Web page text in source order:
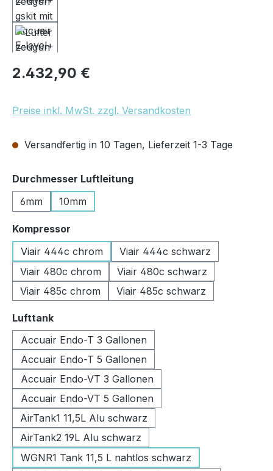
Regulärer Preis:
2.432,90 €
Preise inkl. MwSt. zzgl. Versandkosten
Versandfertig in 10 Tagen, Lieferzeit 1-3 Tage
Durchmesser Luftleitungauswählen
6mm
10mm
Kompressor
Viair 444c chrom
Viair 444c schwarz
Viair 480c chrom
Viair 480c schwarz
Viair 485c chrom
Viair 485c schwarz
Lufttankauswählen
Accuair Endo-T 3 Gallonen
Accuair Endo-T 5 Gallonen
Accuair Endo-VT 3 Gallonen
Accuair Endo-VT 5 Gallonen
AirTank1 11,5L Alu schwarz
AirTank2 19L Alu schwarz
WGNR1 Tank 11,5 L nahtlos schwarz